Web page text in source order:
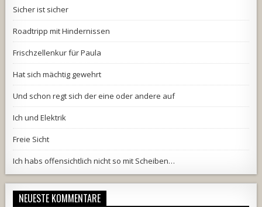
Sicher ist sicher
Roadtripp mit Hindernissen
Frischzellenkur für Paula
Hat sich mächtig gewehrt
Und schon regt sich der eine oder andere auf
Ich und Elektrik
Freie Sicht
Ich habs offensichtlich nicht so mit Scheiben…
NEUESTE KOMMENTARE